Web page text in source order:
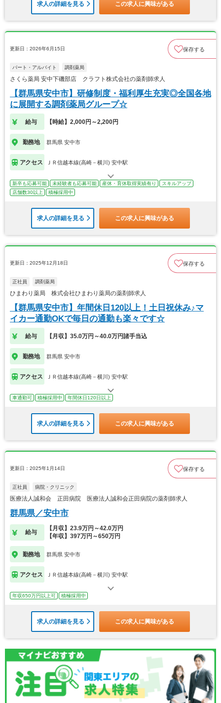
求人の詳細を見る この求人に興味がある
更新日：2026年6月15日 保存する
パート・アルバイト 調剤薬局
さくら薬局 安中下磯部店 クラフト株式会社の薬剤師求人
【群馬県安中市】研修制度・福利厚生充実◎全国各地
に展開する調剤薬局グループ☆
給与 【時給】2,000円～2,200円
勤務地 群馬県 安中市
アクセス ＪＲ信越本線(高崎－横川) 安中駅
新卒も応募可能 未経験者も応募可能 産休・育休取得実績有り
スキルアップ
店舗数30以上
積極採用中
求人の詳細を見る この求人に興味がある
更新日：2025年12月18日 保存する
正社員 調剤薬局
ひまわり薬局 株式会社ひまわり薬局の薬剤師求人
【群馬県安中市】年間休日120以上！土日祝休み♪マ
イカー通勤OKで毎日の通勤も楽々です☆
給与 【月収】35.0万円～40.0万円諸手当込
勤務地 群馬県 安中市
アクセス ＪＲ信越本線(高崎－横川) 安中駅
車通勤可 積極採用中 年間休日120日以上
求人の詳細を見る この求人に興味がある
更新日：2025年1月14日 保存する
正社員 病院・クリニック
医療法人誠和会 正田病院 医療法人誠和会正田病院の薬剤師求人
群馬県／安中市
給与
【月収】23.9万円～42.0万円
【年収】397万円～650万円
勤務地 群馬県 安中市
アクセス ＪＲ信越本線(高崎－横川) 安中駅
年収650万円以上可 積極採用中
求人の詳細を見る この求人に興味がある